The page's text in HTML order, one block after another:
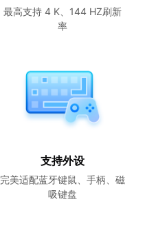
最高支持 4 K、144 HZ刷新
率
支持外设
完美适配蓝牙键鼠、手柄、磁
吸键盘